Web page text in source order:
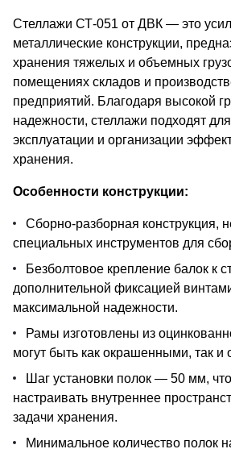
Стеллажи СТ-051 от ДВК — это
металлические конструкции,
хранения тяжелых и объемных
помещениях складов и
предприятий. Благодаря высокой
надежности, стеллажи подходят
эксплуатации и организации
хранения.
Особенности конструкции:
Сборно-разборная конструкция,
специальных инструментов для
Безболтовое крепление балок к
дополнительной фиксацией
максимальной надежности.
Рамы изготовлены из
могут быть как окрашенными, так
Шаг установки полок — 50 мм,
настраивать внутреннее
задачи хранения.
Минимальное количество полок